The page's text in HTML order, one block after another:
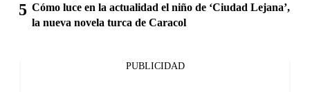
Cómo luce en la actualidad el niño de ‘Ciudad Lejana’,
la nueva novela turca de Caracol
PUBLICIDAD